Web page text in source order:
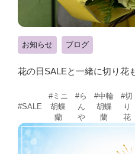
お知らせ ブログ
花の日SALEと一緒に切り花
#SALE
#ミニ
胡蝶
蘭
#ら
ん
や
#中輪
胡蝶
蘭
#切
り
花